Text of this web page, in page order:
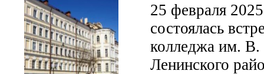
25 февраля
состоялась
колледжа им.
Ленинского